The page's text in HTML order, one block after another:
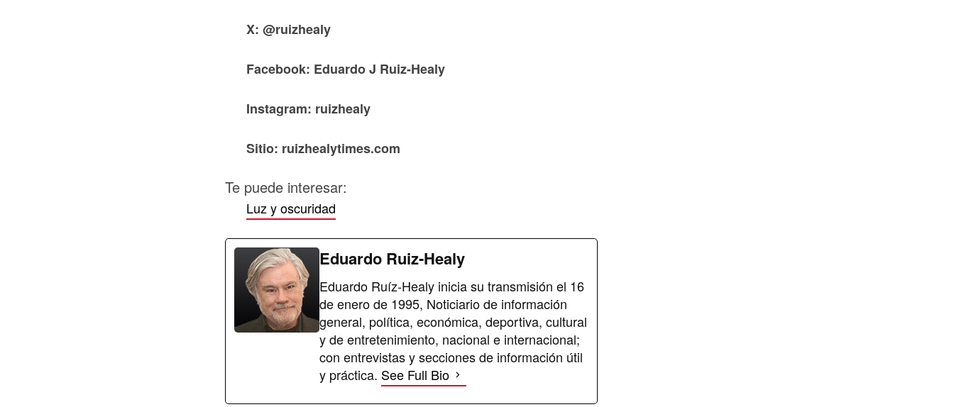
X: @ruizhealy
Facebook: Eduardo J Ruiz-Healy
Instagram: ruizhealy
Sitio: ruizhealytimes.com
Te puede interesar:
Luz y oscuridad
Eduardo Ruiz-Healy
Eduardo Ruíz-Healy inicia su transmisión el 16
de enero de 1995, Noticiario de información
general, política, económica, deportiva, cultural
y de entretenimiento, nacional e internacional;
con entrevistas y secciones de información útil
y práctica. See Full Bio